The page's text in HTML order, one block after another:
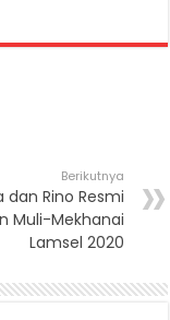
Berikutnya
dan Rino Resmi
Muli-Mekhanai
Lamsel 2020